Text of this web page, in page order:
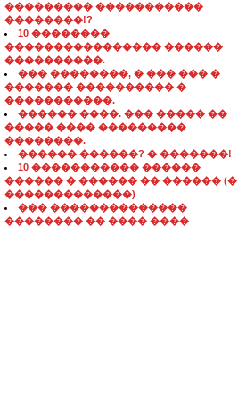
��������� �����������
��������!?
10 ��������
���������������� ������
����������.
��� ��������, � ��� ��� �
������� ���������� �
�����������.
������ ����. ��� ����� ��
����� ���� ���������
��������.
������ ������? � �������!
10 ����������� ������
������ � ������ �� ������ (�
�������������)
��� ��������������
�������� �� ���� ����